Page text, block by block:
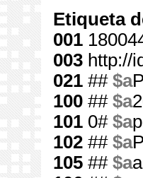
Etiqueta
001
003http://
021## $a
100## $a
1010# $a
102## $a
105## $a